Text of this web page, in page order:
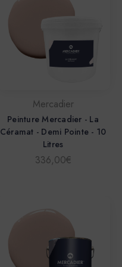
Mercadier
Peinture Mercadier - La
Céramat - Demi Pointe - 10
Litres
336,00€